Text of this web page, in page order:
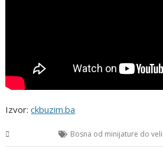
Izvor:ckbuzim.ba
Bosna od minijature do